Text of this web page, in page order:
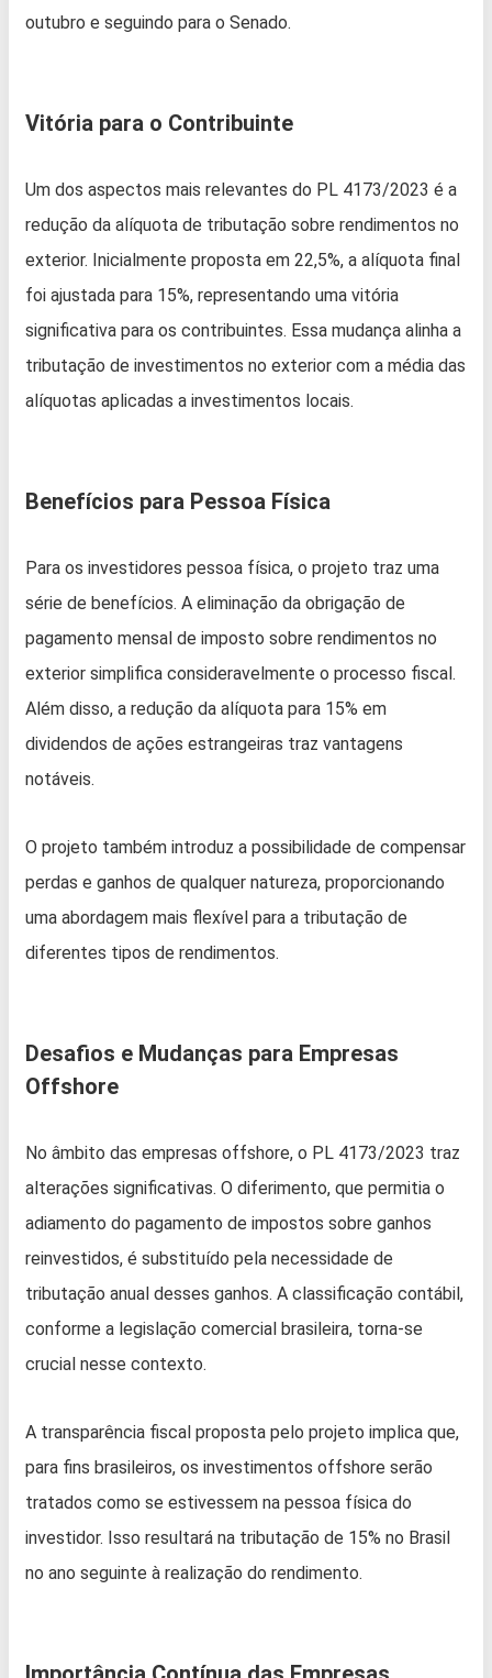
outubro e seguindo para o Senado.
Vitória para o Contribuinte
Um dos aspectos mais relevantes do PL 4173/2023 é a
redução da alíquota de tributação sobre rendimentos no
exterior. Inicialmente proposta em 22,5%, a alíquota final
foi ajustada para 15%, representando uma vitória
significativa para os contribuintes. Essa mudança alinha a
tributação de investimentos no exterior com a média das
alíquotas aplicadas a investimentos locais.
Benefícios para Pessoa Física
Para os investidores pessoa física, o projeto traz uma
série de benefícios. A eliminação da obrigação de
pagamento mensal de imposto sobre rendimentos no
exterior simplifica consideravelmente o processo fiscal.
Além disso, a redução da alíquota para 15% em
dividendos de ações estrangeiras traz vantagens
notáveis.
O projeto também introduz a possibilidade de compensar
perdas e ganhos de qualquer natureza, proporcionando
uma abordagem mais flexível para a tributação de
diferentes tipos de rendimentos.
Desafios e Mudanças para Empresas
Offshore
No âmbito das empresas offshore, o PL 4173/2023 traz
alterações significativas. O diferimento, que permitia o
adiamento do pagamento de impostos sobre ganhos
reinvestidos, é substituído pela necessidade de
tributação anual desses ganhos. A classificação contábil,
conforme a legislação comercial brasileira, torna-se
crucial nesse contexto.
A transparência fiscal proposta pelo projeto implica que,
para fins brasileiros, os investimentos offshore serão
tratados como se estivessem na pessoa física do
investidor. Isso resultará na tributação de 15% no Brasil
no ano seguinte à realização do rendimento.